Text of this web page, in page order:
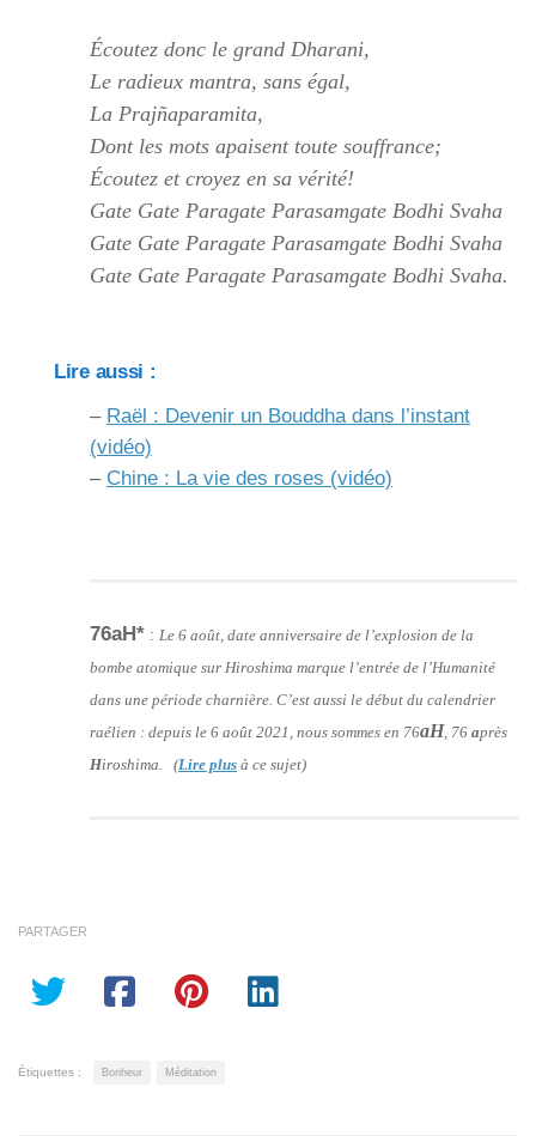
Écoutez donc le grand Dharani,
Le radieux mantra, sans égal,
La Prajñaparamita,
Dont les mots apaisent toute souffrance;
Écoutez et croyez en sa vérité!
Gate Gate Paragate Parasamgate Bodhi Svaha
Gate Gate Paragate Parasamgate Bodhi Svaha
Gate Gate Paragate Parasamgate Bodhi Svaha.
Lire aussi :
– Raël : Devenir un Bouddha dans l’instant
(vidéo)
– Chine : La vie des roses (vidéo)
76aH* : Le 6 août, date anniversaire de l’explosion de la
bombe atomique sur Hiroshima marque l’entrée de l’Humanité
dans une période charnière. C’est aussi le début du calendrier
raélien : depuis le 6 août 2021, nous sommes en 76aH, 76 après
Hiroshima. (Lire plus à ce sujet)
PARTAGER
Étiquettes : Bonheur Méditation